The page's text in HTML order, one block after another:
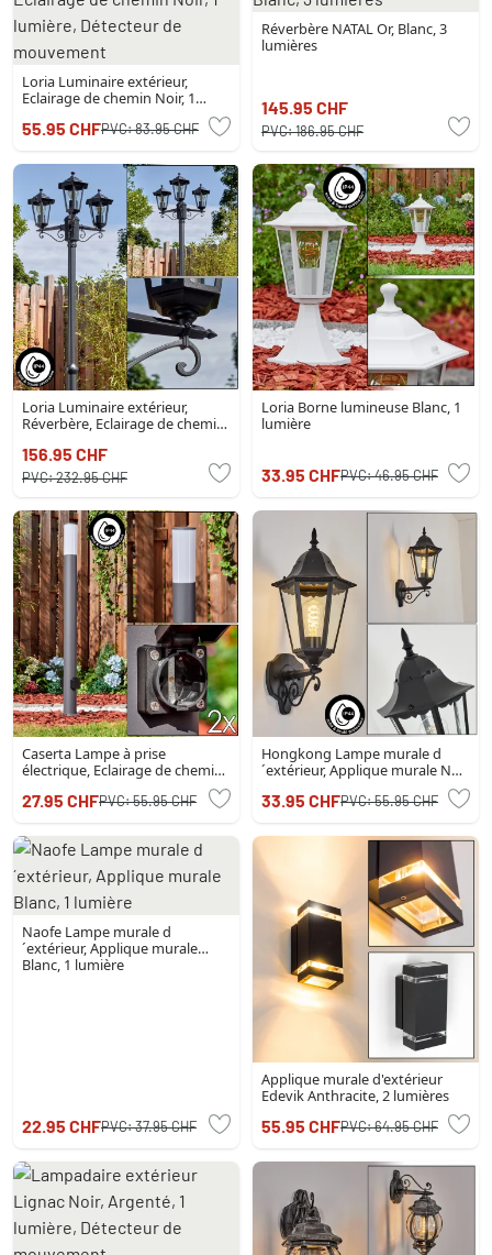
Loria Luminaire extérieur,
Eclairage de chemin Noir, 1
mouvement
55.95 CHFPVC:83.95 CHF
Réverbère NATAL Or, Blanc, 3
lumières
145.95 CHF
PVC:186.95 CHF
Loria Luminaire extérieur,
Réverbère, Eclairage de chemin
156.95 CHF
PVC:232.95 CHF
Loria Borne lumineuse Blanc, 1
lumière
33.95 CHFPVC:46.95 CHF
Caserta Lampe à prise
électrique, Eclairage de chemin
27.95 CHFPVC:55.95 CHF
Hongkong Lampe murale d
´extérieur, Applique murale Noir,
33.95 CHFPVC:55.95 CHF
Naofe Lampe murale d
´extérieur, Applique murale
Blanc, 1 lumière
22.95 CHFPVC:37.95 CHF
Applique murale d'extérieur
Edevik Anthracite, 2 lumières
55.95 CHFPVC:64.95 CHF